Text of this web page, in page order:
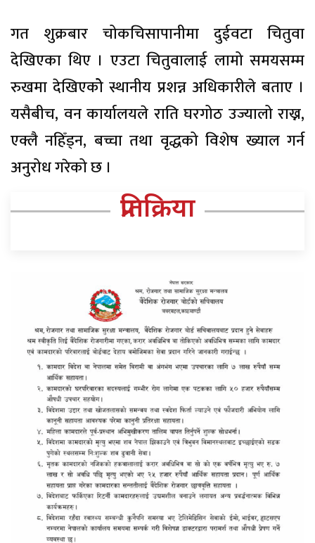
गत शुक्रबार चोकचिसापानीमा दुईवटा चितुवा
देखिएका थिए । एउटा चितुवालाई लामो समयसम्म
रुखमा देखिएकोे स्थानीय प्रशन्न अधिकारीले बताए ।
यसैबीच, वन कार्यालयले राति घरगोठ उज्यालो राख्न,
एक्लै नहिँड्न, बच्चा तथा वृद्धको विशेष ख्याल गर्न
अनुरोध गरेको छ ।
प्रतिक्रिया